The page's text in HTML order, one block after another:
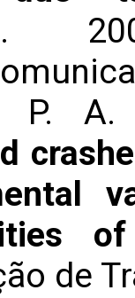
.
P.
de